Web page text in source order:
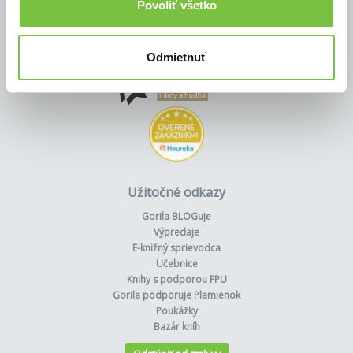
Povoliť všetko
Odmietnuť
Užitočné odkazy
Gorila BLOGuje
Výpredaje
E-knižný sprievodca
Učebnice
Knihy s podporou FPU
Gorila podporuje Plamienok
Poukážky
Bazár kníh